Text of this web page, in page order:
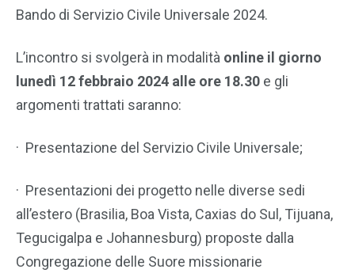
Bando di Servizio Civile Universale 2024.
L’incontro si svolgerà in modalità online il giorno
lunedì 12 febbraio 2024 alle ore 18.30 e gli
argomenti trattati saranno:
· Presentazione del Servizio Civile Universale;
· Presentazioni dei progetto nelle diverse sedi
all’estero (Brasilia, Boa Vista, Caxias do Sul, Tijuana,
Tegucigalpa e Johannesburg) proposte dalla
Congregazione delle Suore missionarie